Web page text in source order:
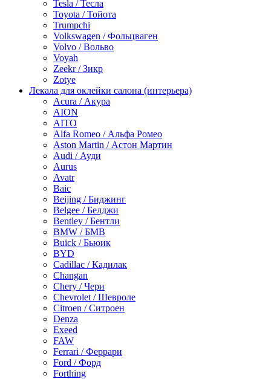
Tesla / Тесла
Toyota / Тойота
Trumpchi
Volkswagen / Фольцваген
Volvo / Вольво
Voyah
Zeekr / Зикр
Zotye
Лекала для оклейки салона (интерьера)
Acura / Акура
AION
AITO
Alfa Romeo / Альфа Ромео
Aston Martin / Астон Мартин
Audi / Ауди
Aurus
Avatr
Baic
Beijing / Биджинг
Belgee / Белджи
Bentley / Бентли
BMW / БМВ
Buick / Бьюик
BYD
Cadillac / Кадилак
Changan
Chery / Чери
Chevrolet / Шевроле
Citroen / Ситроен
Denza
Exeed
FAW
Ferrari / Феррари
Ford / Форд
Forthing